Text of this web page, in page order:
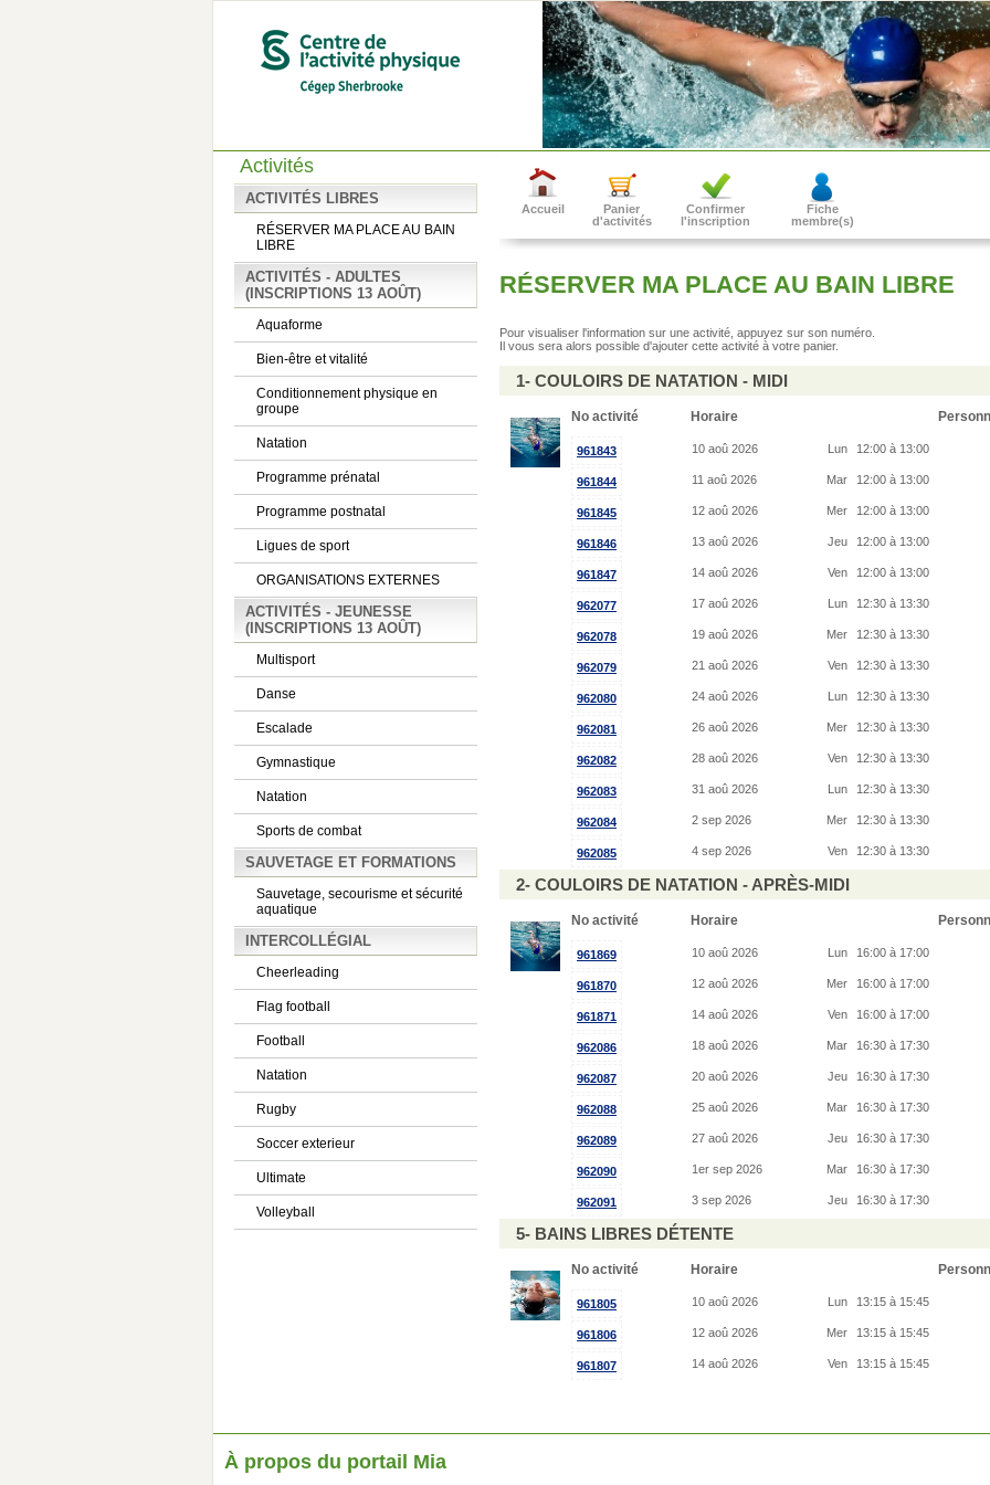
Activités
ACTIVITÉS LIBRES
RÉSERVER MA PLACE AU BAIN
LIBRE
ACTIVITÉS - ADULTES
(INSCRIPTIONS 13 AOÛT)
Aquaforme
Bien-être et vitalité
Conditionnement physique en
groupe
Natation
Programme prénatal
Programme postnatal
Ligues de sport
ORGANISATIONS EXTERNES
ACTIVITÉS - JEUNESSE
(INSCRIPTIONS 13 AOÛT)
Multisport
Danse
Escalade
Gymnastique
Natation
Sports de combat
SAUVETAGE ET FORMATIONS
Sauvetage, secourisme et sécurité
aquatique
INTERCOLLÉGIAL
Cheerleading
Flag football
Football
Natation
Rugby
Soccer exterieur
Ultimate
Volleyball
Accueil
Panier
d'activités
Confirmer
l'inscription
Fiche
membre(s)
RÉSERVER MA PLACE AU BAIN LIBRE
Pour visualiser l'information sur une activité, appuyez sur son numéro.
Il vous sera alors possible d'ajouter cette activité à votre panier.
1- COULOIRS DE NATATION - MIDI
No activité Horaire
961843 10 aoû 2026 Lun 12:00 à 13:00
961844 11 aoû 2026 Mar 12:00 à 13:00
961845 12 aoû 2026 Mer 12:00 à 13:00
961846 13 aoû 2026 Jeu 12:00 à 13:00
961847 14 aoû 2026 Ven 12:00 à 13:00
962077 17 aoû 2026 Lun 12:30 à 13:30
962078 19 aoû 2026 Mer 12:30 à 13:30
962079 21 aoû 2026 Ven 12:30 à 13:30
962080 24 aoû 2026 Lun 12:30 à 13:30
962081 26 aoû 2026 Mer 12:30 à 13:30
962082 28 aoû 2026 Ven 12:30 à 13:30
962083 31 aoû 2026 Lun 12:30 à 13:30
962084 2 sep 2026 Mer 12:30 à 13:30
962085 4 sep 2026 Ven 12:30 à 13:30
2- COULOIRS DE NATATION - APRÈS-MIDI
No activité Horaire
961869 10 aoû 2026 Lun 16:00 à 17:00
961870 12 aoû 2026 Mer 16:00 à 17:00
961871 14 aoû 2026 Ven 16:00 à 17:00
962086 18 aoû 2026 Mar 16:30 à 17:30
962087 20 aoû 2026 Jeu 16:30 à 17:30
962088 25 aoû 2026 Mar 16:30 à 17:30
962089 27 aoû 2026 Jeu 16:30 à 17:30
962090 1er sep 2026 Mar 16:30 à 17:30
962091 3 sep 2026 Jeu 16:30 à 17:30
5- BAINS LIBRES DÉTENTE
No activité Horaire
961805 10 aoû 2026 Lun 13:15 à 15:45
961806 12 aoû 2026 Mer 13:15 à 15:45
961807 14 aoû 2026 Ven 13:15 à 15:45
À propos du portail Mia